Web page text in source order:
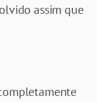
assim que